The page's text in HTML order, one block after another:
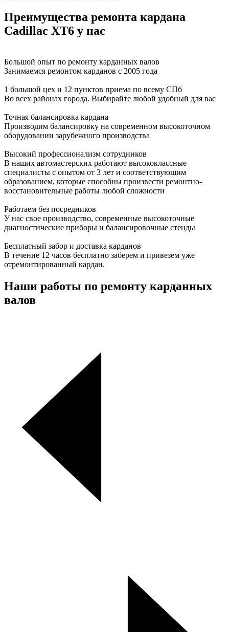
Преимущества ремонта кардана
Cadillac XT6 у нас
Большой опыт по ремонту карданных валов
Занимаемся ремонтом карданов с 2005 года
1 большой цех и 12 пунктов приема по всему СПб
Во всех районах города. Выбирайте любой удобный для вас
Точная балансировка кардана
Производим балансировку на современном высокоточном
оборудовании зарубежного производства
Высокий профессионализм сотрудников
В наших автомастерских работают высококлассные
специалисты с опытом от 3 лет и соответствующим
образованием, которые способны произвести ремонтно-
восстановительные работы любой сложности
Работаем без посредников
У нас свое производство, современные высокоточные
диагностические приборы и балансировочные стенды
Бесплатный забор и доставка карданов
В течение 12 часов бесплатно заберем и привезем уже
отремонтированный кардан.
Наши работы по ремонту карданных
валов